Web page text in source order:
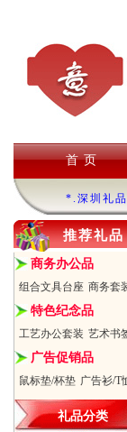
首 页
*.深圳礼
推荐礼品
商务办公品
组合文具台座 商务套
特色纪念品
工艺办公套装 艺术书
广告促销品
鼠标垫/杯垫 广告衫/T
礼品分类